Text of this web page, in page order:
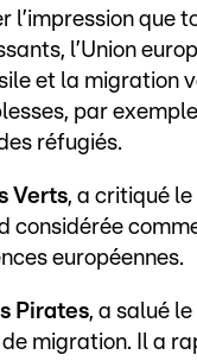
l’impression que
l’Union
et la migration
par
réfugiés.
Verts, a critiqué
considérée
européennes.
Pirates, a salué
migration. Il a